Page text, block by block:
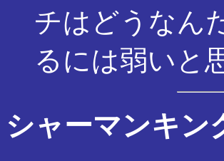
チはどうなん
るには弱いと
シャーマンキン